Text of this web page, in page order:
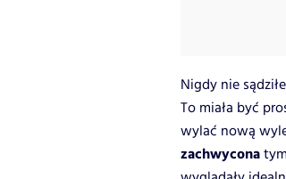
Nigdy nie
To miała być
wylać nową
zachwycona